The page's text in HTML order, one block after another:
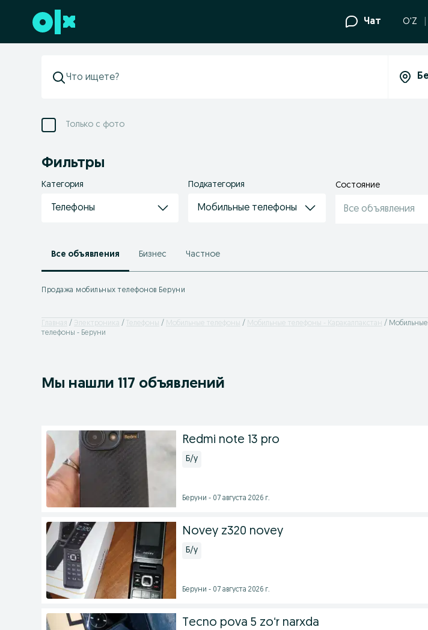
Перейти к нижнему колонтитулу Чат O'Z
Только с фото
Фильтры
Категория
Телефоны
Подкатегория
Мобильные телефоны
Состояние
Все объявления
Все объявления Бизнес Частное
Продажа мобильных телефонов Беруни
Главная Электроника Телефоны Мобильные телефоны Мобильные телефоны - Каракалпакстан
Мобильные
телефоны - Беруни
Мы нашли 117 объявлений
Redmi note 13 pro
Б/у
Беруни - 07 августа 2026 г.
Novey z320 novey
Б/у
Беруни - 07 августа 2026 г.
Tecno pova 5 zoʻr narxda